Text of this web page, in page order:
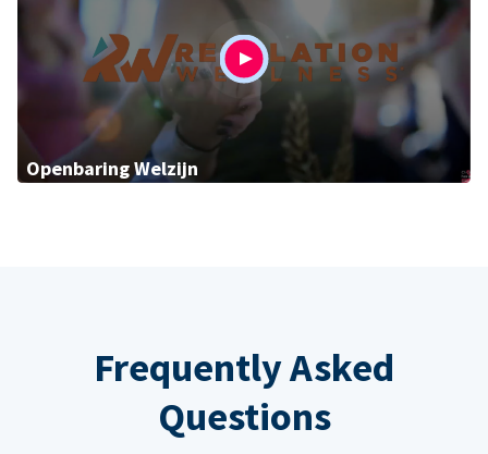
Openbaring Welzijn
Frequently Asked
Questions